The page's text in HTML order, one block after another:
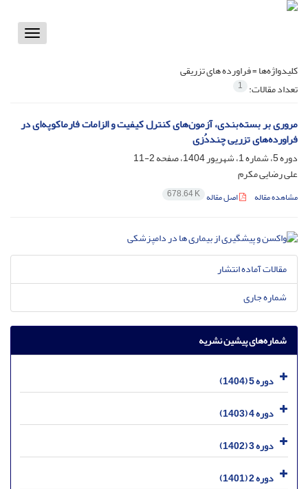
Toggle
کلیدواژه‌ها =فراورده های تزریقی
تعداد مقالات: 1
مروری بر بسته‌بندی، آزمون‌های کنترل کیفیت و الزامات فارماکوپه‌ای در
فراورده‌های تزریی چنددُزی
دوره 5، شماره 1، شهریور 1404، صفحه
2-11
علی رضایی مکرم
مشاهده مقاله اصل مقاله 678.64 K
مقالات آماده انتشار
شماره جاری
شماره‌های پیشین نشریه
دوره 5 (1404)
دوره 4 (1403)
دوره 3 (1402)
دوره 2 (1401)